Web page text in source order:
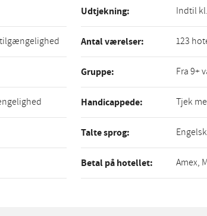
Udtjekning: Indtil
tilgængelighed Antal værelser: 123
Gruppe: Fra 9+
Handicappede: Tjek
Talte sprog:
Betal på hotellet: Amex,